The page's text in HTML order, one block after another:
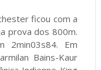
ficou com a
prova dos 800m.
2min03s84. Em
Bains-Kaur